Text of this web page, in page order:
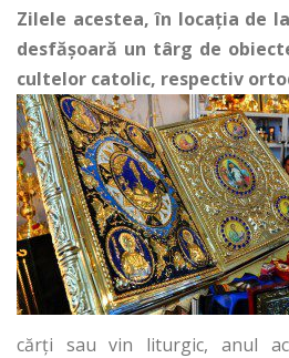
Zilele acestea, în locaţia de
desfăşoară un târg de
cultelor catolic, respectiv
cărţi sau vin liturgic, anul